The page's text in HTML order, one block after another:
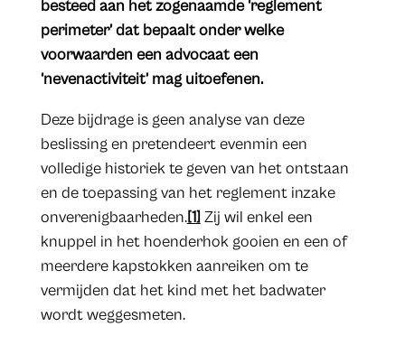
besteed aan het zogenaamde ‘reglement
perimeter’ dat bepaalt onder welke
voorwaarden een advocaat een
‘nevenactiviteit’ mag uitoefenen.
Deze bijdrage is geen analyse van deze
beslissing en pretendeert evenmin een
volledige historiek te geven van het ontstaan
en de toepassing van het reglement inzake
onverenigbaarheden.[1] Zij wil enkel een
knuppel in het hoenderhok gooien en een of
meerdere kapstokken aanreiken om te
vermijden dat het kind met het badwater
wordt weggesmeten.